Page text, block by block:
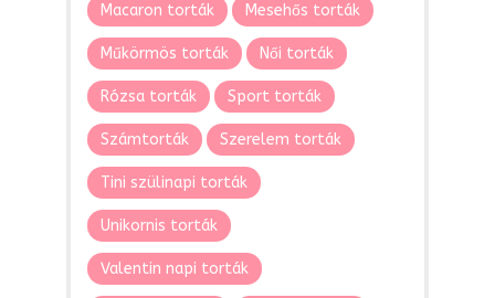
Macaron torták Mesehős torták
Műkörmös torták Női torták
Rózsa torták Sport torták
Számtorták Szerelem torták
Tini szülinapi torták
Unikornis torták
Valentin napi torták